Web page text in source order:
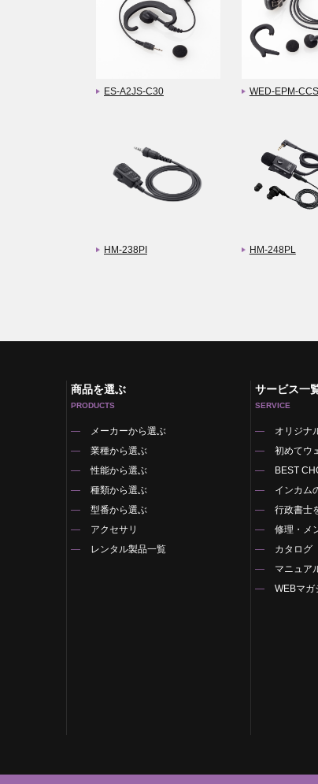
ES-A2JS-C30 WED-EPM-
HM-238PI HM-248PL
商品を選ぶ
PRODUCTS
メーカーから選ぶ
業種から選ぶ
性能から選ぶ
種類から選ぶ
型番から選ぶ
アクセサリ
レンタル製品一覧
サービス一
SERVICE
オリジナ
初めてウ
BEST
インカム
行政書士
修理・メ
カタログ
マニュア
WEBマガ